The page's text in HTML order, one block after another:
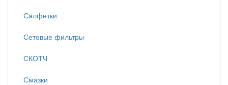
Салфетки
Сетевые фильтры
СКОТЧ
Смазки